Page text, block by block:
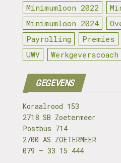
Minimumloon 2022
Minimumloon 2024
Payrolling
Premies
UWV
Werkgeverscoach
GEGEVENS
Koraalrood 153
2718 SB Zoetermeer
Postbus 714
2700 AS ZOETERMEER
079 – 33 15 444